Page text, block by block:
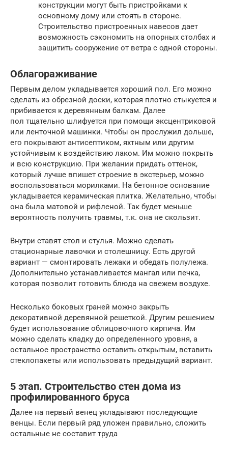
конструкции могут быть пристройками к
основному дому или стоять в стороне.
Строительство пристроенных навесов дает
возможность сэкономить на опорных столбах и
защитить сооружение от ветра с одной стороны.
Облагораживание
Первым делом укладывается хороший пол. Его можно
сделать из обрезной доски, которая плотно стыкуется и
прибивается к деревянным балкам. Далее
пол тщательно шлифуется при помощи эксцентриковой
или ленточной машинки. Чтобы он прослужил дольше,
его покрывают антисептиком, яхтным или другим
устойчивым к воздействию лаком. Им можно покрыть
и всю конструкцию. При желании придать оттенок,
который лучше впишет строение в экстерьер, можно
воспользоваться морилками. На бетонное основание
укладывается керамическая плитка. Желательно, чтобы
она была матовой и рифленой. Так будет меньше
вероятность получить травмы, т.к. она не скользит.
Внутри ставят стол и стулья. Можно сделать
стационарные лавочки и столешницу. Есть другой
вариант — смонтировать лежаки и обедать полулежа.
Дополнительно устанавливается мангал или печка,
которая позволит готовить блюда на свежем воздухе.
Несколько боковых граней можно закрыть
декоративной деревянной решеткой. Другим решением
будет использование облицовочного кирпича. Им
можно сделать кладку до определенного уровня, а
остальное пространство оставить открытым, вставить
стеклопакеты или использовать предыдущий вариант.
5 этап. Строительство стен дома из
профилированного бруса
Далее на первый венец укладывают последующие
венцы. Если первый ряд уложен правильно, сложить
остальные не составит труда